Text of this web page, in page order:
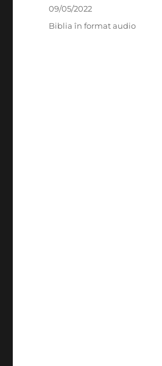
Posted
on
09/05/2022
Categories
Biblia în format audio